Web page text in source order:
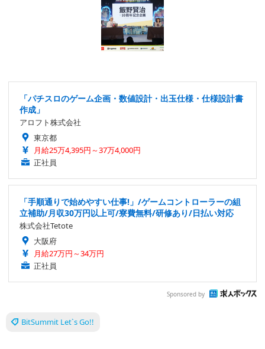
「パチスロのゲーム企画・数値設計・出玉仕様・仕様設計書
作成」
アロフト株式会社
東京都
月給25万4,395円～37万4,000円
正社員
「手順通りで始めやすい仕事!」/ゲームコントローラーの組
立補助/月収30万円以上可/寮費無料/研修あり/日払い対応
株式会社Tetote
大阪府
月給27万円～34万円
正社員
Sponsored by
BitSummit Let`s Go!!